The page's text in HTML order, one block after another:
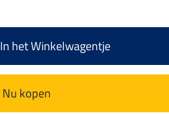
In het Winkelwagentje
Nu kopen